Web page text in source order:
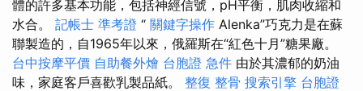
體的許多基本功能，包括神經信號，pH平衡，肌肉收縮和
水合。 記帳士 準考證 “ 關鍵字操作 Alenka”巧克力是在蘇
聯製造的，自1965年以來，俄羅斯在“紅色十月”糖果廠。
台中按摩平價 自助餐外燴 台胞證 急件 由於其濃郁的奶油
味，家庭客戶喜歡乳製品紙。 整復 整骨 搜索引擎 台胞證